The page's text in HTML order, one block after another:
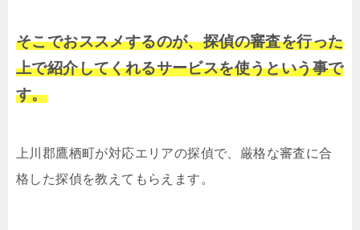
そこでおススメするのが、探偵の審査を行った
上で紹介してくれるサービスを使うという事で
す。
上川郡鷹栖町が対応エリアの探偵で、厳格な審査に合
格した探偵を教えてもらえます。